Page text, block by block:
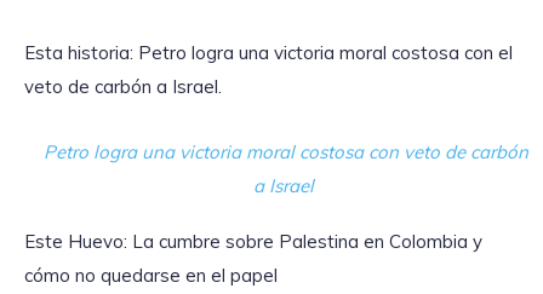
Esta historia: Petro logra una victoria moral costosa con el
veto de carbón a Israel.
Petro logra una victoria moral costosa con veto de carbón
a Israel
Este Huevo: La cumbre sobre Palestina en Colombia y
cómo no quedarse en el papel